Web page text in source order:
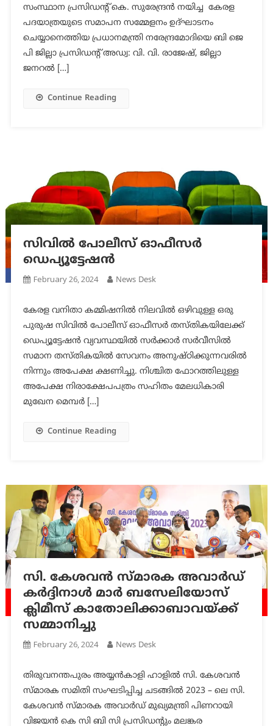
സംസ്ഥാന പ്രസിഡന്റ് കെ. സുരേന്ദ്രൻ നയിച്ച കേരള
പദയാത്രയുടെ സമാപന സമ്മേളനം ഉദ്ഘാടനം
ചെയ്യാനെത്തിയ പ്രധാനമന്ത്രി നരേന്ദ്രമോദിയെ ബി ജെ
പി ജില്ലാ പ്രസിഡന്റ് അഡ്വ: വി. വി. രാജേഷ്, ജില്ലാ
ജനറൽ […]
Continue Reading
സിവില്‍ പോലീസ് ഓഫീസര്‍
ഡെപ്യൂട്ടേഷന്‍
February 26, 2024 News Desk
കേരള വനിതാ കമ്മിഷനില്‍ നിലവില്‍ ഒഴിവുള്ള ഒരു
പുരുഷ സിവില്‍ പോലീസ് ഓഫീസര്‍ തസ്തികയിലേക്ക്
ഡെപ്യൂട്ടേഷന്‍ വ്യവസ്ഥയില്‍ സര്‍ക്കാര്‍ സര്‍വീസില്‍
സമാന തസ്തികയില്‍ സേവനം അനുഷ്ഠിക്കുന്നവരില്‍
നിന്നും അപേക്ഷ ക്ഷണിച്ചു. നിശ്ചിത ഫോറത്തിലുള്ള
അപേക്ഷ നിരാക്ഷേപപത്രം സഹിതം മേലധികാരി
മുഖേന മെമ്പര്‍ […]
Continue Reading
സി. കേശവൻ സ്മാരക അവാർഡ്
കർദ്ദിനാൾ മാർ ബസേലിയോസ്
ക്ലിമീസ് കാതോലിക്കാബാവയ്ക്ക്
സമ്മാനിച്ചു
February 26, 2024 News Desk
തിരുവനന്തപുരം അയ്യൻ‌കാളി ഹാളിൽ സി. കേശവൻ
സ്മാരക സമിതി സംഘടിപ്പിച്ച ചടങ്ങിൽ 2023 – ലെ സി.
കേശവൻ സ്മാരക അവാർഡ് മുഖ്യമന്ത്രി പിണറായി
വിജയൻ കെ സി ബി സി പ്രസിഡന്റും മലങ്കര